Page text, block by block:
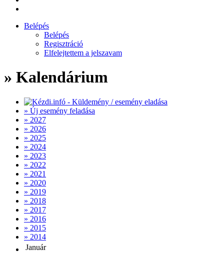
Belépés
Belépés
Regisztráció
Elfelejtettem a jelszavam
» Kalendárium
» Új esemény feladása
» 2027
» 2026
» 2025
» 2024
» 2023
» 2022
» 2021
» 2020
» 2019
» 2018
» 2017
» 2016
» 2015
» 2014
Január